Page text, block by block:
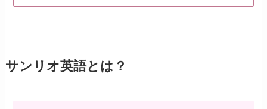
サンリオ英語とは？